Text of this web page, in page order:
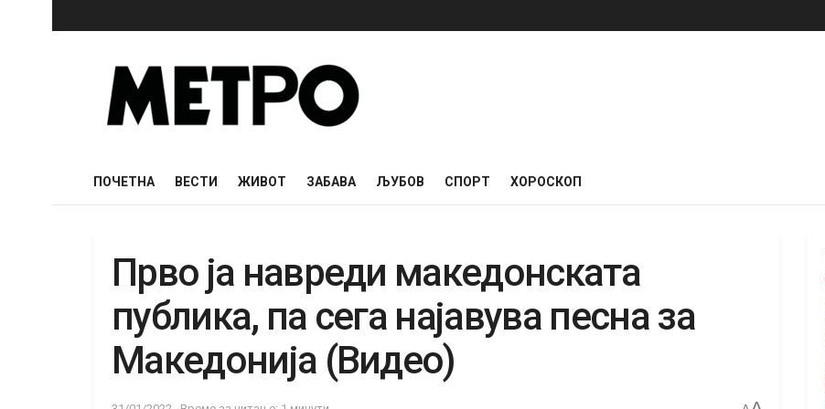
ПОЧЕТНА ВЕСТИ ЖИВОТ ЗАБАВА ЉУБОВ СПОРТ ХОРОСКОП
Прво ја навреди македонската
публика, па сега најавува песна за
Македонија (Видео)